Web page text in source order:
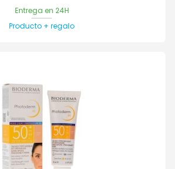
Entrega en 24H
Producto + regalo